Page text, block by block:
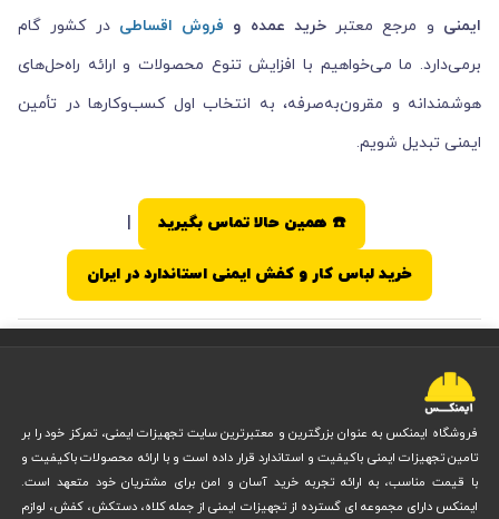
ایمنی و مرجع معتبرخرید عمده و فروش اقساطی در کشور گام
برمی‌دارد. ما می‌خواهیم با افزایش تنوع محصولات و ارائه راه‌حل‌های
هوشمندانه و مقرون‌به‌صرفه، به انتخاب اول کسب‌وکارها در تأمین
ایمنی تبدیل شویم.
☎️ همین حالا تماس بگیرید
خرید لباس کار و کفش ایمنی استاندارد در ایران
فروشگاه ایمنکس به عنوان بزرگترین و معتبرترین سایت تجهیزات ایمنی، تمرکز خود را بر
تامین تجهیزات ایمنی باکیفیت و استاندارد قرار داده است و با ارائه محصولات باکیفیت و
با قیمت مناسب، به ارائه تجربه خرید آسان و امن برای مشتریان خود متعهد است.
ایمنکس دارای مجموعه ای گسترده از تجهیزات ایمنی از جمله کلاه، دستکش، کفش، لوازم